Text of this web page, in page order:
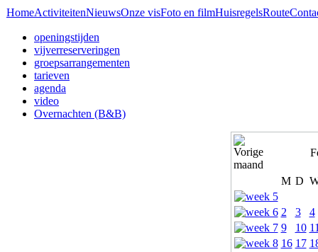
HomeActiviteitenNieuwsOnze visFoto en filmHuisregelsRoute
openingstijden
vijverreserveringen
groepsarrangementen
tarieven
agenda
video
Overnachten (B&B)
M D
2 3
4
9
10
16 17